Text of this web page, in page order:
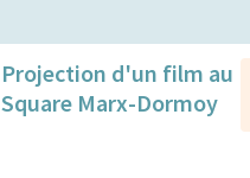
Projection d'un film au
Square Marx-Dormoy